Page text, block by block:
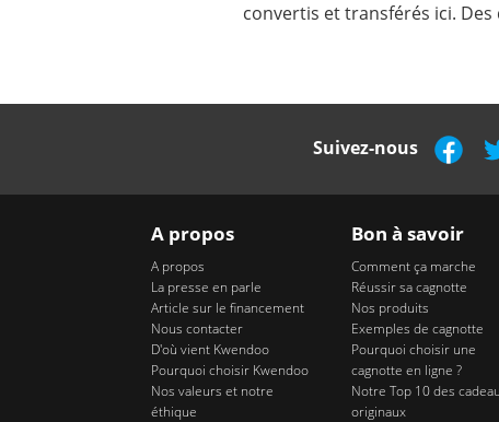
convertis et transférés ici.
Suivez-nous
A propos
A propos
La presse en parle
Article sur le financement
Nous contacter
D'où vient Kwendoo
Pourquoi choisir Kwendoo
Nos valeurs et notre
éthique
Bon à savoir
Comment ça marche
Réussir sa cagnotte
Nos produits
Exemples de cagnotte
Pourquoi choisir une
cagnotte en ligne ?
Notre Top 10 des
originaux